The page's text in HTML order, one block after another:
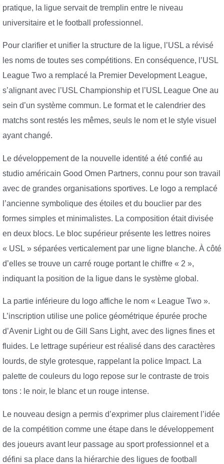
pratique, la ligue servait de tremplin entre le niveau
universitaire et le football professionnel.
Pour clarifier et unifier la structure de la ligue, l’USL a révisé
les noms de toutes ses compétitions. En conséquence, l’USL
League Two a remplacé la Premier Development League,
s’alignant avec l’USL Championship et l’USL League One au
sein d’un système commun. Le format et le calendrier des
matchs sont restés les mêmes, seuls le nom et le style visuel
ayant changé.
Le développement de la nouvelle identité a été confié au
studio américain Good Omen Partners, connu pour son travail
avec de grandes organisations sportives. Le logo a remplacé
l’ancienne symbolique des étoiles et du bouclier par des
formes simples et minimalistes. La composition était divisée
en deux blocs. Le bloc supérieur présente les lettres noires
« USL » séparées verticalement par une ligne blanche. À côté
d’elles se trouve un carré rouge portant le chiffre « 2 »,
indiquant la position de la ligue dans le système global.
La partie inférieure du logo affiche le nom « League Two ».
L’inscription utilise une police géométrique épurée proche
d’Avenir Light ou de Gill Sans Light, avec des lignes fines et
fluides. Le lettrage supérieur est réalisé dans des caractères
lourds, de style grotesque, rappelant la police Impact. La
palette de couleurs du logo repose sur le contraste de trois
tons : le noir, le blanc et un rouge intense.
Le nouveau design a permis d’exprimer plus clairement l’idée
de la compétition comme une étape dans le développement
des joueurs avant leur passage au sport professionnel et a
défini sa place dans la hiérarchie des ligues de football